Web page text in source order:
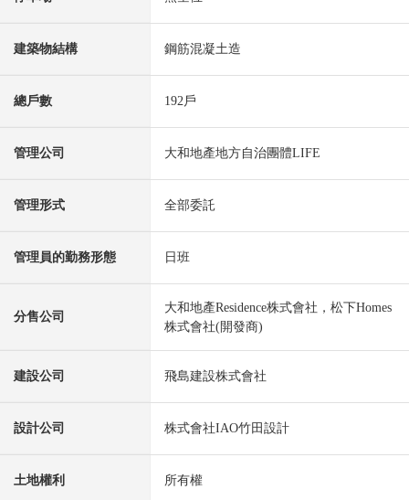
建築物結構 鋼筋混凝土造
總戶數 192戶
管理公司 大和地產地方自治團體LIFE
管理形式 全部委託
管理員的勤務形態 日班
分售公司
大和地產Residence株式會社，松下Homes
株式會社(開發商)
建設公司 飛島建設株式會社
設計公司 株式會社IAO竹田設計
土地權利 所有權